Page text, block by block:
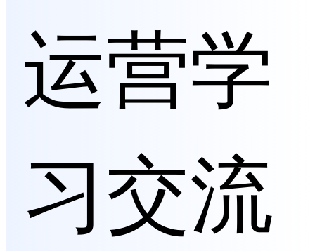
运营学
习交流